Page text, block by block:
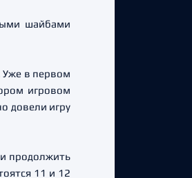
шайбами
Уже в первом
игровом
довели игру
продолжить
11 и 12